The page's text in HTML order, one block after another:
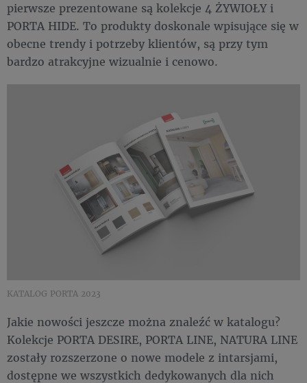
pierwsze prezentowane są kolekcje 4 ŻYWIOŁY i
PORTA HIDE. To produkty doskonale wpisujące się w
obecne trendy i potrzeby klientów, są przy tym
bardzo atrakcyjne wizualnie i cenowo.
KATALOG PORTA 2023
Jakie nowości jeszcze można znaleźć w katalogu?
Kolekcje PORTA DESIRE, PORTA LINE, NATURA LINE
zostały rozszerzone o nowe modele z intarsjami,
dostępne we wszystkich dedykowanych dla nich